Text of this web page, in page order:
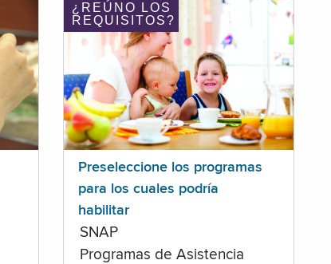
¿REÚNO LOS
REQUISITOS?
Preseleccione los programas
para los cuales podría
habilitar
SNAP
Programas de Asistencia